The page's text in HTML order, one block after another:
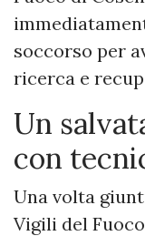
soccorso per
ricerca e
​Un
con
​Una volta
Vigili del